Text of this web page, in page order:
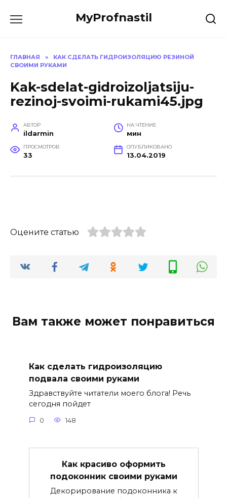
MyProfnastil
ГЛАВНАЯ »
КАК СДЕЛАТЬ ГИДРОИЗОЛЯЦИЮ РЕЗИНОЙ
СВОИМИ РУКАМИ
Kak-sdelat-gidroizoljatsiju-
rezinoj-svoimi-rukami45.jpg
АВТОР
ildarmin
НА ЧТЕНИЕ
мин
ПРОСМОТРОВ
33
ОПУБЛИКОВАНО
13.04.2019
Оцените статью
Вам также может понравиться
Как сделать гидроизоляцию
подвала своими руками
Здравствуйте читатели моего блога! Речь
сегодня пойдет
0 148
Как красиво оформить
подоконник своими руками
Декорирование подоконника к